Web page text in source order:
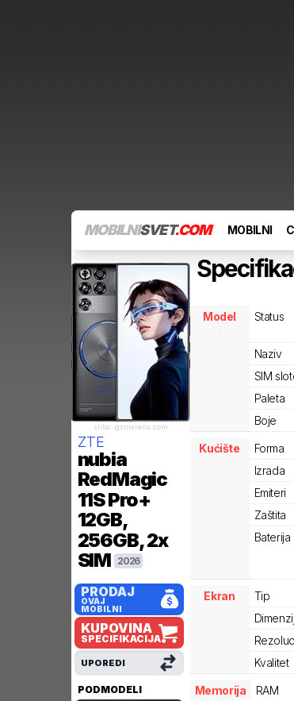
MOBILNISVET.COM MOBILNI
slika: gsmarena.com
ZTE
nubia
RedMagic
11S Pro+
12GB,
256GB, 2x
SIM
2026
PRODAJ
OVAJ
MOBILNI
KUPOVINA
SPECIFIKACIJA
UPOREDI
PODMODELI
Model
Status
Naziv
SIM
Paleta
Boje
Kućište Forma
Izrada
Emiteri
Zaštita
Baterija
Ekran Tip
Kvalitet
Memorija RAM